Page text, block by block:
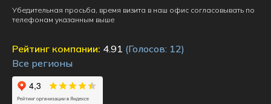
Убедительная просьба, время визита в наш офис согласовывать по
телефонам указанным выше
Рейтинг компании: 4.91 (Голосов: 12)
Все регионы